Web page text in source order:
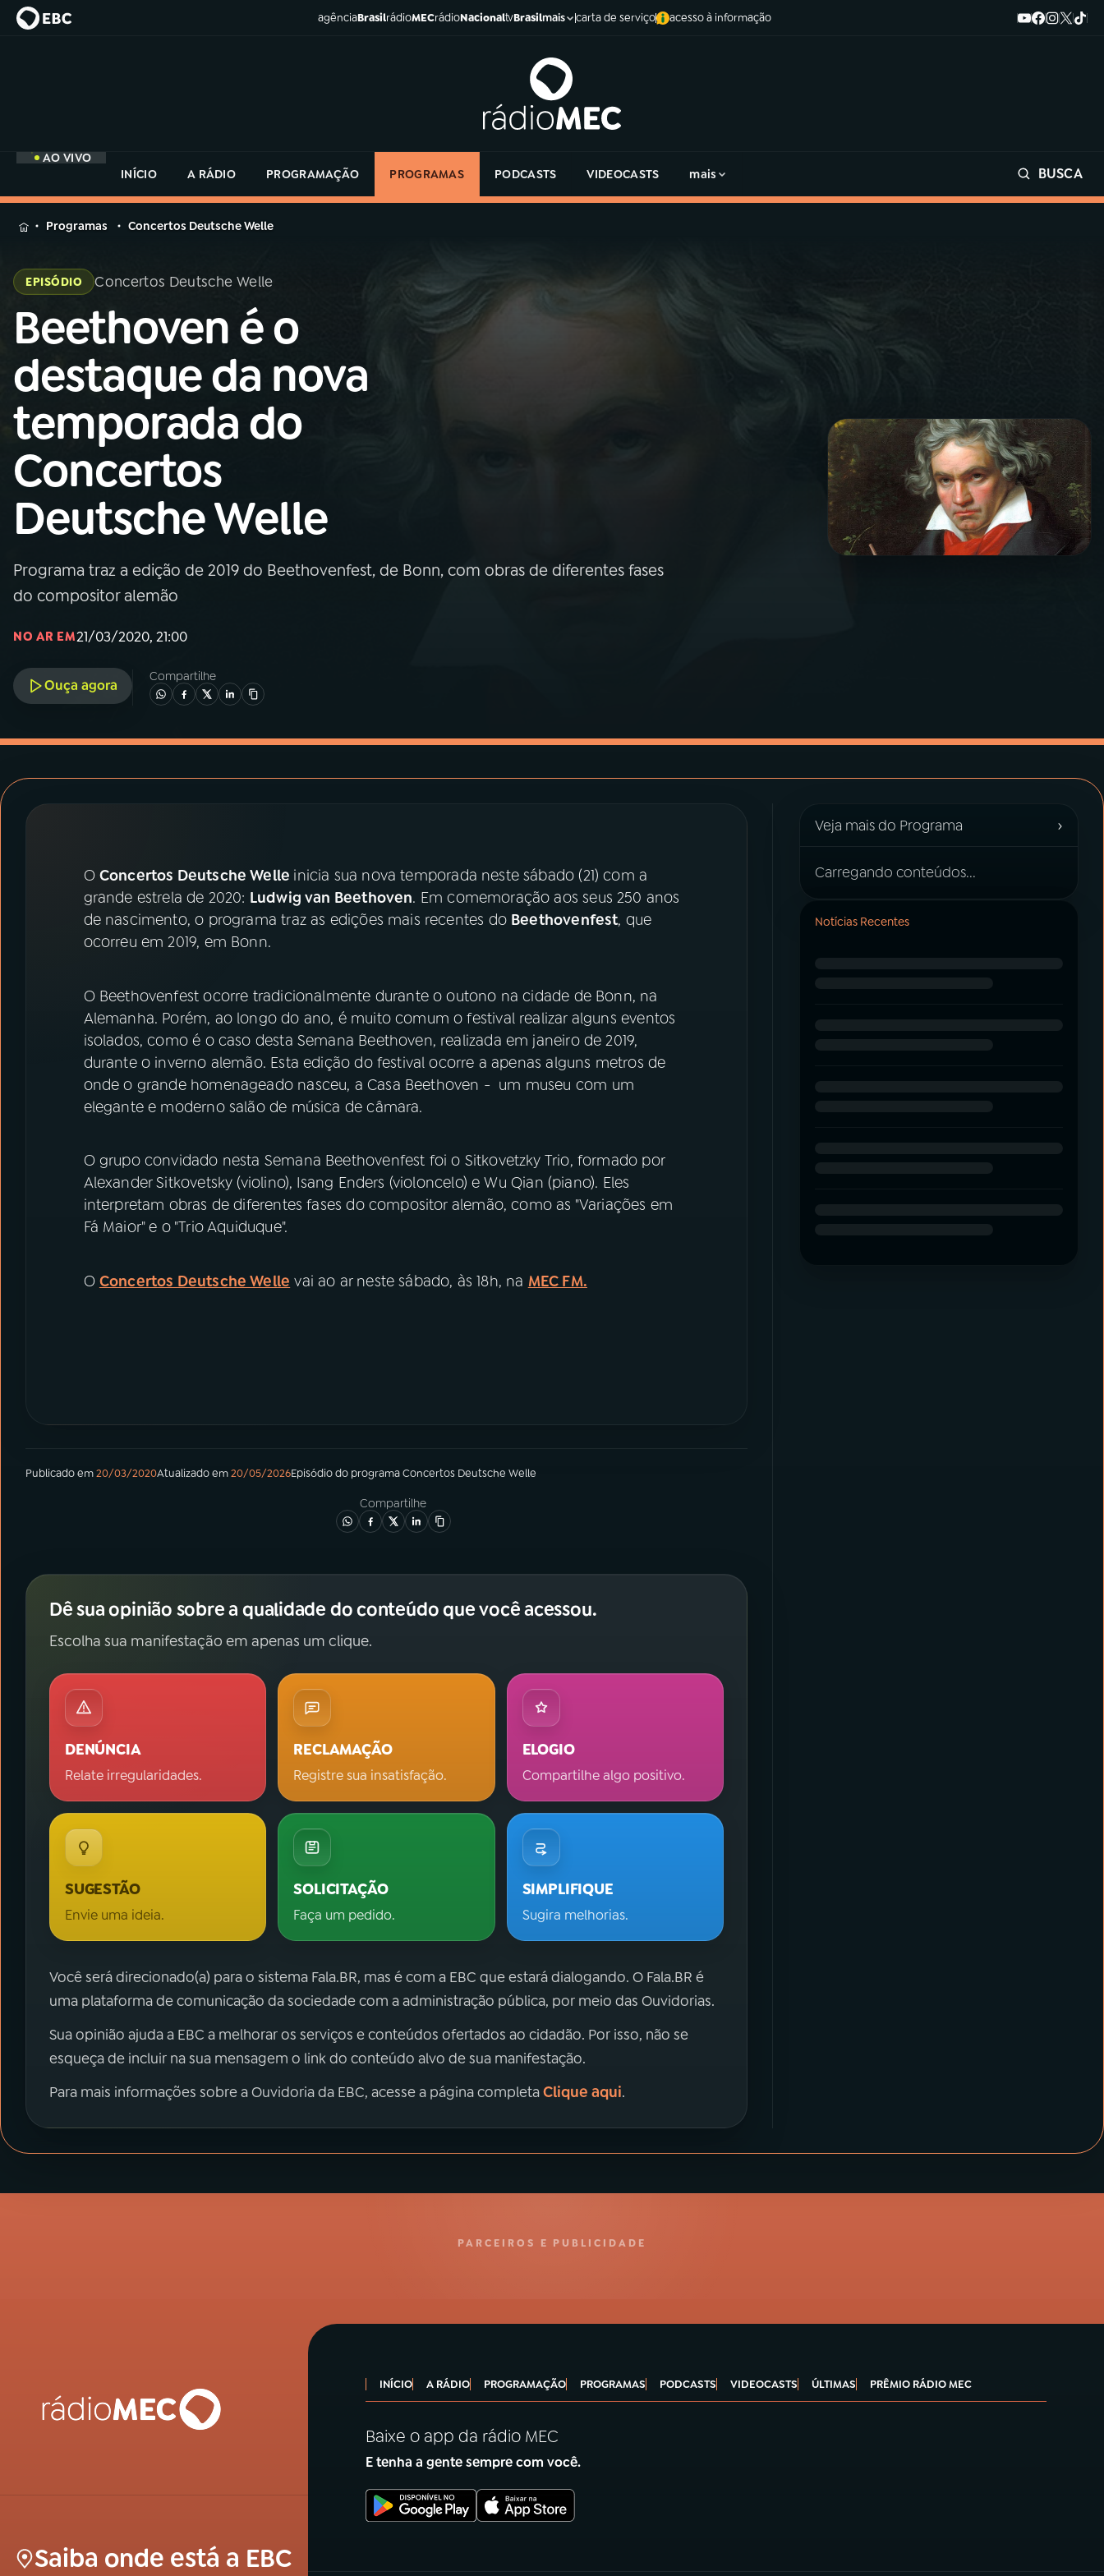
agênciaBrasilrádioMECrádioNacionaltvBrasilmais carta de serviço acesso à informação
AO VIVO
INÍCIO
A RÁDIO PROGRAMAÇÃO PROGRAMAS PODCASTS VIDEOCASTS mais BUSCA
MENU
Buscar
na
Rádio
MEC
Início AO VIVO
01INÍCIO
02A RÁDIO
03PROGRAMAÇÃO
04PROGRAMAS
05 PODCASTS
06VIDEOCASTS
07ÚLTIMAS
Instagram X
na
Rádio
Programas Concertos Deutsche Welle
EPISÓDIO Concertos Deutsche Welle
Beethoven é o
destaque da nova
temporada do
Concertos
Deutsche Welle
Programa traz a edição de 2019 do Beethovenfest, de Bonn, com obras de diferentes fases
do compositor alemão
NO AR EM21/03/2020, 21:00
Ouça agora
Compartilhe
O Concertos Deutsche Welle inicia sua nova temporada neste sábado (21) com a
grande estrela de 2020: Ludwig van Beethoven. Em comemoração aos seus 250 anos
de nascimento, o programa traz as edições mais recentes do Beethovenfest, que
ocorreu em 2019, em Bonn.
O Beethovenfest ocorre tradicionalmente durante o outono na cidade de Bonn, na
Alemanha. Porém, ao longo do ano, é muito comum o festival realizar alguns eventos
isolados, como é o caso desta Semana Beethoven, realizada em janeiro de 2019,
durante o inverno alemão. Esta edição do festival ocorre a apenas alguns metros de
onde o grande homenageado nasceu, a Casa Beethoven - um museu com um
elegante e moderno salão de música de câmara.
O grupo convidado nesta Semana Beethovenfest foi o Sitkovetzky Trio, formado por
Alexander Sitkovetsky (violino), Isang Enders (violoncelo) e Wu Qian (piano). Eles
interpretam obras de diferentes fases do compositor alemão, como as "Variações em
Fá Maior" e o "Trio Aquiduque".
O Concertos Deutsche Welle vai ao ar neste sábado, às 18h, na MEC FM.
Publicado em20/03/2020Atualizado em20/05/2026Episódiodo programaConcertos Deutsche Welle
Compartilhe
Dê sua opinião sobre a qualidade do conteúdo que você acessou.
Escolha sua manifestação em apenas um clique.
DENÚNCIA
Relate irregularidades.
RECLAMAÇÃO
Registre sua insatisfação.
ELOGIO
Compartilhe algo positivo.
SUGESTÃO
Envie uma ideia.
SOLICITAÇÃO
Faça um pedido.
SIMPLIFIQUE
Sugira melhorias.
Você será direcionado(a) para o sistema Fala.BR, mas é com a EBC que estará dialogando. O Fala.BR é
uma plataforma de comunicação da sociedade com a administração pública, por meio das Ouvidorias.
Sua opinião ajuda a EBC a melhorar os serviços e conteúdos ofertados ao cidadão. Por isso, não se
esqueça de incluir na sua mensagem o link do conteúdo alvo de sua manifestação.
Para mais informações sobre a Ouvidoria da EBC, acesse a página completaClique aqui.
Veja mais do Programa ›
Carregando conteúdos...
Notícias Recentes
PARCEIROS E PUBLICIDADE
Saiba onde está a EBC
INÍCIO A RÁDIO PROGRAMAÇÃO PROGRAMAS PODCASTS VIDEOCASTS ÚLTIMAS PRÊMIO RÁDIO MEC
Baixe o app da rádio MEC
E tenha a gente sempre com você.